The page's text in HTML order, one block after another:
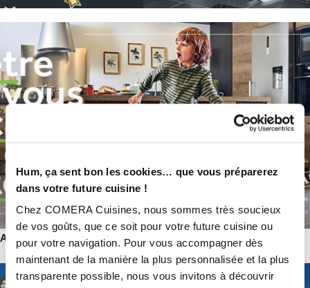
Hum, ça sent bon les cookies… que vous préparerez
dans votre future cuisine !
Chez COMERA Cuisines, nous sommes très soucieux
de vos goûts, que ce soit pour votre future cuisine ou
pour votre navigation. Pour vous accompagner dès
maintenant de la manière la plus personnalisée et la plus
transparente possible, nous vous invitons à découvrir
AVEC COMERA CUISINES, ÊTRE VOUS ÇA CHANGE TOUT !